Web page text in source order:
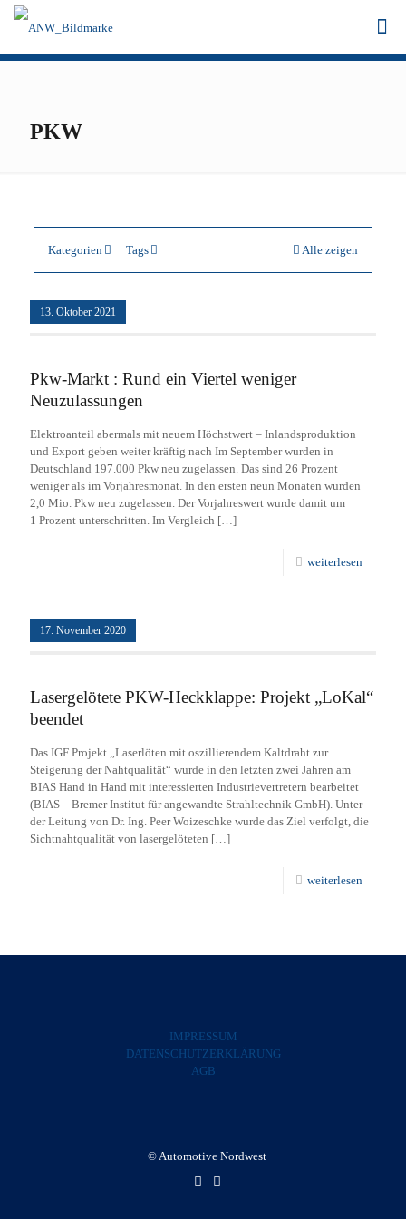
PKW
Kategorien Tags Alle zeigen
13. Oktober 2021
Pkw-Markt : Rund ein Viertel weniger
Neuzulassungen
Elektroanteil abermals mit neuem Höchstwert – Inlandsproduktion
und Export geben weiter kräftig nach Im September wurden in
Deutschland 197.000 Pkw neu zugelassen. Das sind 26 Prozent
weniger als im Vorjahresmonat. In den ersten neun Monaten wurden
2,0 Mio. Pkw neu zugelassen. Der Vorjahreswert wurde damit um
1 Prozent unterschritten. Im Vergleich […]
weiterlesen
17. November 2020
Lasergelötete PKW-Heckklappe: Projekt „LoKal“
beendet
Das IGF Projekt „Laserlöten mit oszillierendem Kaltdraht zur
Steigerung der Nahtqualität“ wurde in den letzten zwei Jahren am
BIAS Hand in Hand mit interessierten Industrievertretern bearbeitet
(BIAS – Bremer Institut für angewandte Strahltechnik GmbH). Unter
der Leitung von Dr. Ing. Peer Woizeschke wurde das Ziel verfolgt, die
Sichtnahtqualität von lasergelöteten […]
weiterlesen
IMPRESSUM
DATENSCHUTZERKLÄRUNG
AGB
© Automotive Nordwest